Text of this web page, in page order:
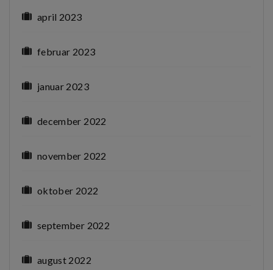
april 2023
februar 2023
januar 2023
december 2022
november 2022
oktober 2022
september 2022
august 2022